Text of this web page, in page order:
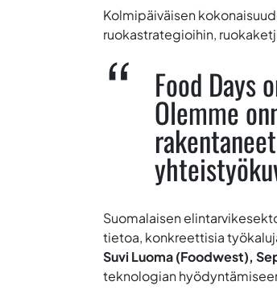
Kolmipäiväisen
ruokastrategioihin,
Food Days
Olemme
Suomalaisen
tietoa, konkreettisia
Suvi Luoma (Foodwest),
teknologian